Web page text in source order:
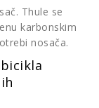
Thule se
karbonskim
nosača.